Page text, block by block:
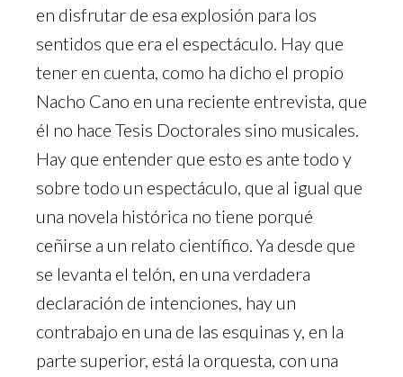
en disfrutar de esa explosión para los
sentidos que era el espectáculo. Hay que
tener en cuenta, como ha dicho el propio
Nacho Cano en una reciente entrevista, que
él no hace Tesis Doctorales sino musicales.
Hay que entender que esto es ante todo y
sobre todo un espectáculo, que al igual que
una novela histórica no tiene porqué
ceñirse a un relato científico. Ya desde que
se levanta el telón, en una verdadera
declaración de intenciones, hay un
contrabajo en una de las esquinas y, en la
parte superior, está la orquesta, con una